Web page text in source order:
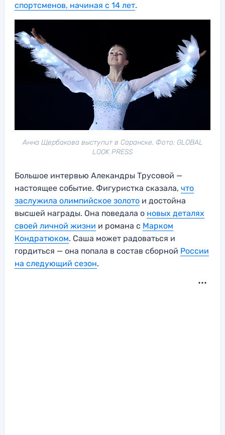
спортсменов, начиная с 14 лет.
Анна Щербакова выступит в Саранске. Фото: GLOBAL
LOOK PRESS
Большое интервью Алекандры Трусовой —
настоящее событие. Фигуристка сказала, что
заслужила олимпийское золото и достойна
высшей награды. Она поведала о новых деталях
своей личной жизни и романа с Марком
Кондратюком. Саша может радоваться и
гордиться — она попала в состав сборной России
на следующий сезон.